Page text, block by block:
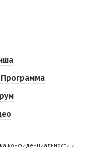
конфиденциальности и